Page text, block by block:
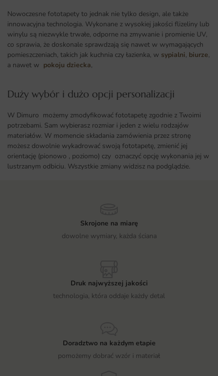
Nowoczesne fototapety to jednak nie tylko design, ale także
innowacyjna technologia. Wykonane z wysokiej jakości flizeliny lub
winylu są niezwykle trwałe, odporne na zmywanie i promienie UV,
co sprawia, że doskonale sprawdzają się nawet w wymagających
pomieszczeniach, takich jak kuchnia czy łazienka, w sypialni, biurze,
a nawet w pokoju dziecka,
Duży wybór i dużo opcji personalizacji ​
W Dimuro możemy zmodyfikować fototapetę zgodnie z Twoimi
potrzebami. Sam wybierasz rozmiar i jeden z wielu rodzajów
materiałów. W momencie składania zamówienia przez stronę
możesz dowolnie wykadrować swoją fototapetę, zmienić jej
orientację (pionowo , poziomo) czy oznaczyć opcję wykonania jej w
lustrzanym odbiciu. Wszystkie zmiany widzisz na podglądzie.
Skrojone na miarę
dowolne wymiary, każda ściana
Druk najwyższej jakości
technologia, która oddaje każdy detal
Doradztwo na każdym etapie
pomożemy dobrać wzór i materiał